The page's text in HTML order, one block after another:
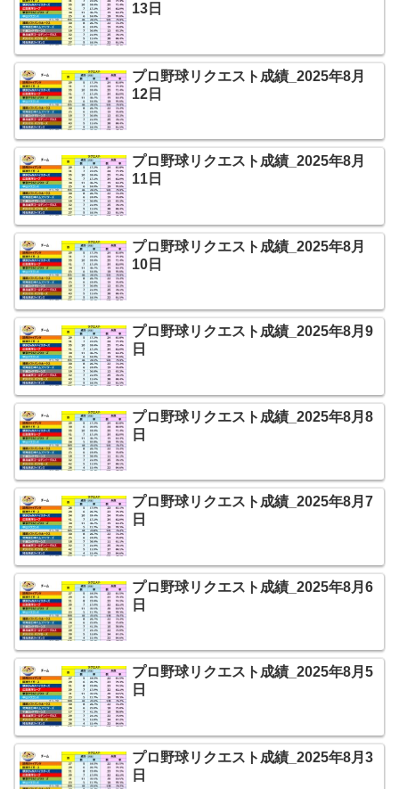
13日
プロ野球リクエスト成績_2025年8月
12日
プロ野球リクエスト成績_2025年8月
11日
プロ野球リクエスト成績_2025年8月
10日
プロ野球リクエスト成績_2025年8月9
日
プロ野球リクエスト成績_2025年8月8
日
プロ野球リクエスト成績_2025年8月7
日
プロ野球リクエスト成績_2025年8月6
日
プロ野球リクエスト成績_2025年8月5
日
プロ野球リクエスト成績_2025年8月3
日